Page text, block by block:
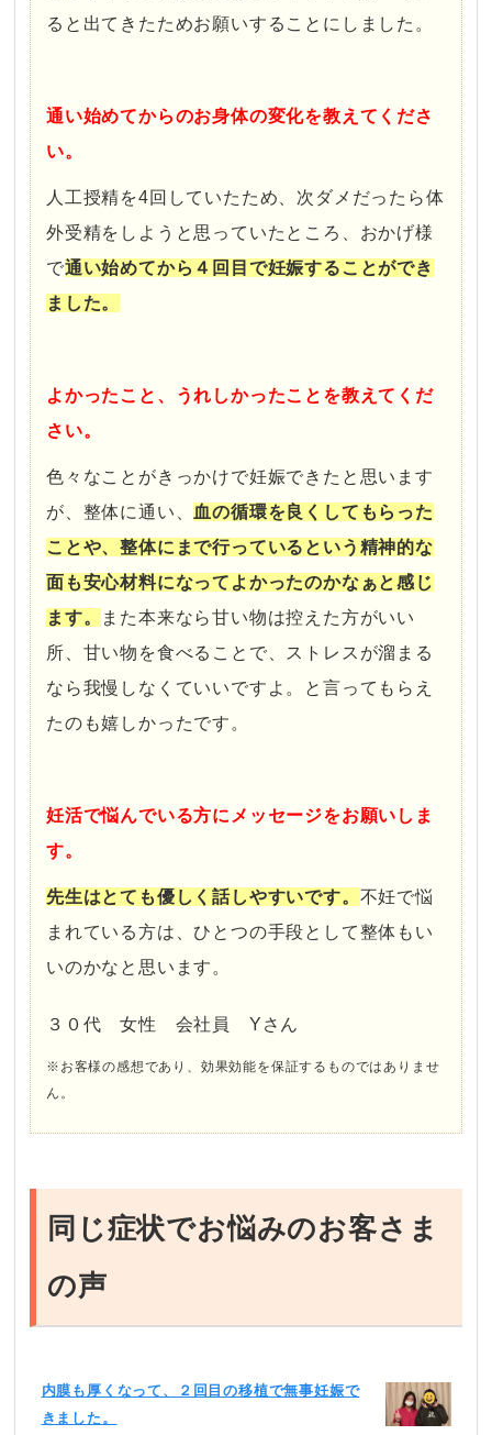
ると出てきたためお願いすることにしました。
通い始めてからのお身体の変化を教えてくださ
い。
人工授精を4回していたため、次ダメだったら体
外受精をしようと思っていたところ、おかげ様
で通い始めてから４ 回目で妊娠することができ
ました。
よかったこと、うれしかったことを教えてくだ
さい。
色々なことがきっかけで妊娠できたと思います
が、整体に通い、 血の循環を良くしてもらった
ことや、整体にまで行っているという精神的な
面も安心材料になってよかったのかなぁと感じ
ます。
また本来なら甘い物は控えた方がいい
所、甘い物を食べることで、ストレスが溜まる
なら我慢しなくていいですよ。と言ってもらえ
たのも嬉しかったです。
妊活で悩んでいる方にメッセージをお願いしま
す。
先生はとても優しく話しやすいです。 不妊で悩
まれている方は、ひとつの手段として整体もい
いのかなと思います。
３０代 女性 会社員 Yさん
※お客様の感想であり、効果効能を保証するものではありませ
ん。
同じ症状でお悩みのお客さま
の声
内膜も厚くなって、２回目の移植で無事妊娠で
きました。